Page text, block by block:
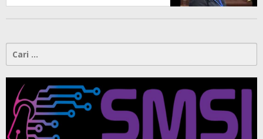
Konspirasi Melanggar Aturan”
Cari